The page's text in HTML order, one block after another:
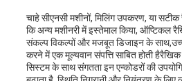
चाहे सीएनसी मशीनों, मिलिंग उपकरण, या
कि अन्य मशीनरी में इस्तेमाल किया, ऑप्टिकल
संकल्प विकल्पों और मजबूत डिजाइन के
करने में एक मूल्यवान संपत्ति साबित होती
सिस्टम के साथ संगतता इन एन्कोडरों की